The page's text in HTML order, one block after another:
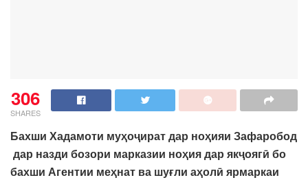
306
SHARES
Бахши Хадамоти муҳоҷират дар ноҳияи Зафаробод
дар назди бозори марказии ноҳия дар якҷоягӣ бо
бахши Агентии меҳнат ва шуғли аҳолӣ ярмаркаи